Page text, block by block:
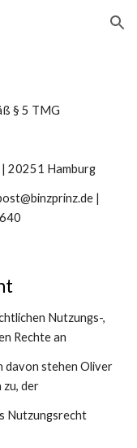
Skip to navigation
§ 5 TMG
| 20251 Hamburg
|
Nutzungs-,
Rechte an
davon stehen Oliver
zu, der
Nutzungsrecht